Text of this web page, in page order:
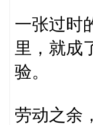
一张过时
里，就成
验。
劳动之余